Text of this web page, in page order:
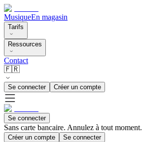
MusiqueEn magasin
Tarifs
Ressources
Contact
🇫🇷
Se connecter Créer un compte
Se connecter
Sans carte bancaire. Annulez à tout moment.
Créer un compte Se connecter